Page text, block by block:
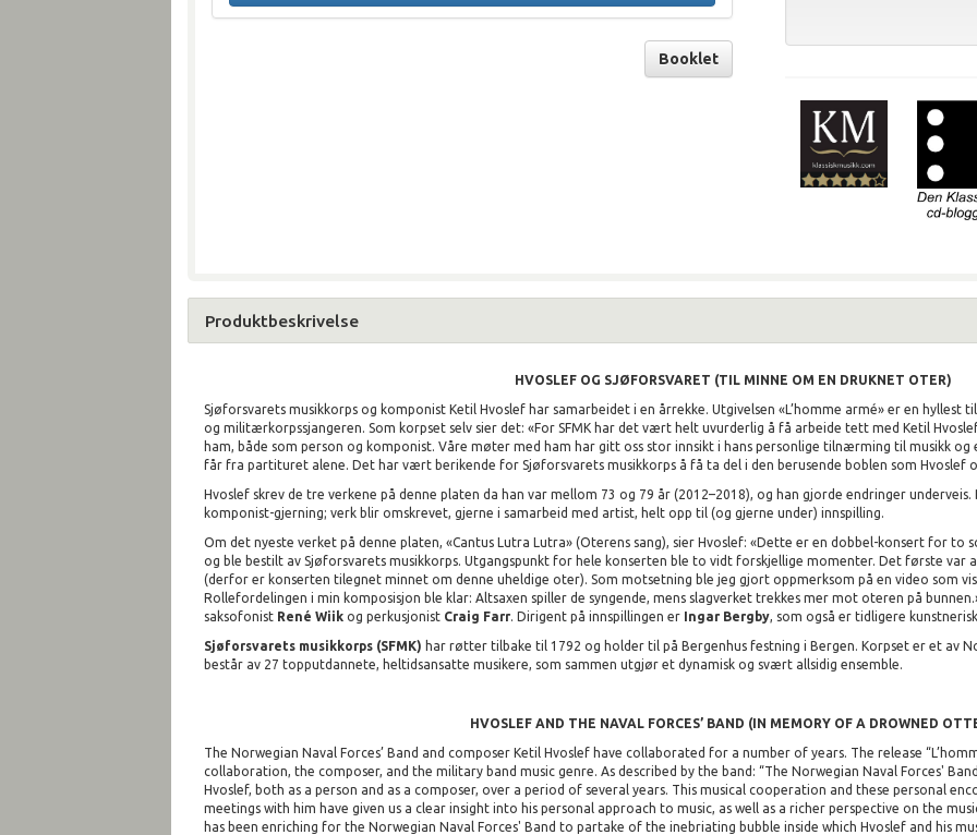
Booklet
Produktbeskrivelse
HVOSLEF OG SJØFORSVARET (TIL MINNE OM EN DRUKNET OTER)
Sjøforsvarets musikkorps og komponist Ketil Hvoslef har samarbeidet i en årrekke. Utgivelsen «L’homme armé» er en
og militærkorpssjangeren. Som korpset selv sier det: «For SFMK har det vært helt uvurderlig å få arbeide tett med Ketil
ham, både som person og komponist. Våre møter med ham har gitt oss stor innsikt i hans personlige tilnærming til musikk og
får fra partituret alene. Det har vært berikende for Sjøforsvarets musikkorps å få ta del i den berusende boblen som Hvoslef
Hvoslef skrev de tre verkene på denne platen da han var mellom 73 og 79 år (2012–2018), og han gjorde endringer
komponist-gjerning; verk blir omskrevet, gjerne i samarbeid med artist, helt opp til (og gjerne under) innspilling.
Om det nyeste verket på denne platen, «Cantus Lutra Lutra» (Oterens sang), sier Hvoslef: «Dette er en dobbel-konsert for to
og ble bestilt av Sjøforsvarets musikkorps. Utgangspunkt for hele konserten ble to vidt forskjellige momenter. Det første var
(derfor er konserten tilegnet minnet om denne uheldige oter). Som motsetning ble jeg gjort oppmerksom på en video som
Rollefordelingen i min komposisjon ble klar: Altsaxen spiller de syngende, mens slagverket trekkes mer mot oteren på
saksofonist René Wiik og perkusjonist Craig Farr. Dirigent på innspillingen er Ingar Bergby, som også er tidligere
Sjøforsvarets musikkorps (SFMK) har røtter tilbake til 1792 og holder til på Bergenhus festning i Bergen. Korpset er et av
består av 27 topputdannete, heltidsansatte musikere, som sammen utgjør et dynamisk og svært allsidig ensemble.
HVOSLEF AND THE NAVAL FORCES’ BAND (IN MEMORY OF A DROWNED
The Norwegian Naval Forces’ Band and composer Ketil Hvoslef have collaborated for a number of years. The release
collaboration, the composer, and the military band music genre. As described by the band: “The Norwegian Naval Forces'
Hvoslef, both as a person and as a composer, over a period of several years. This musical cooperation and these personal
meetings with him have given us a clear insight into his personal approach to music, as well as a richer perspective on the
has been enriching for the Norwegian Naval Forces' Band to partake of the inebriating bubble inside which Hvoslef and his